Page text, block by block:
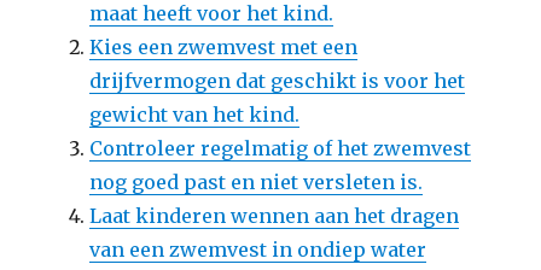
maat heeft voor het kind.
Kies een zwemvest met een
drijfvermogen dat geschikt is voor het
gewicht van het kind.
Controleer regelmatig of het zwemvest
nog goed past en niet versleten is.
Laat kinderen wennen aan het dragen
van een zwemvest in ondiep water